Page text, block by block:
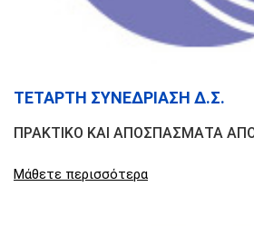
ΤΕΤΑΡΤΗ ΣΥΝΕΔΡΙΑΣΗ Δ.Σ.
ΠΡΑΚΤΙΚΟ ΚΑΙ ΑΠΟΣΠΑΣΜΑΤΑ
Μάθετε περισσότερα